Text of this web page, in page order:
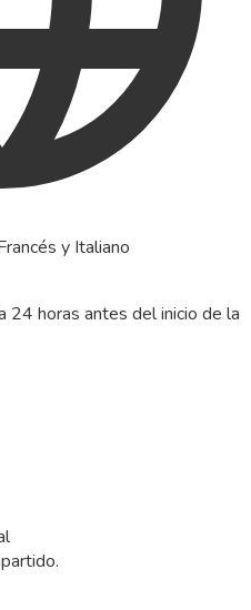
y Italiano
24 horas antes del inicio de la